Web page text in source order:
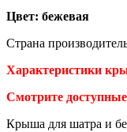
Цвет: бежевая
Страна
Характеристики
Смотрите
Крыша для шатра и